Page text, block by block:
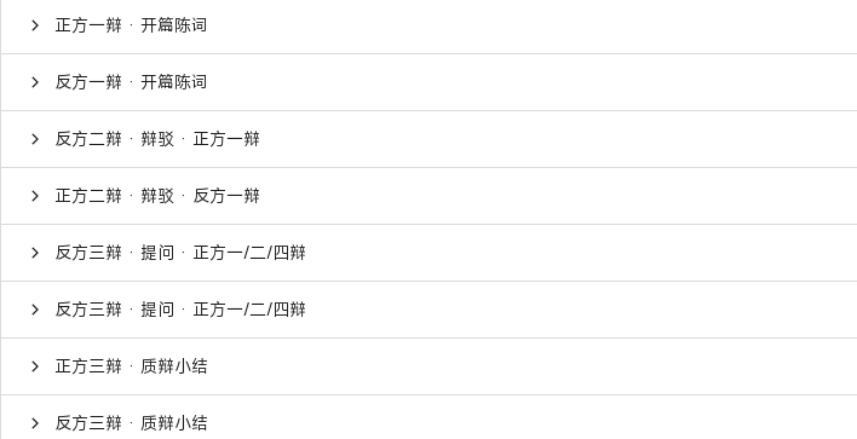
正方一辩 · 开篇陈词
反方一辩 · 开篇陈词
反方二辩 · 辩驳 · 正方一辩
正方二辩 · 辩驳 · 反方一辩
反方三辩 · 提问 · 正方一/二/四辩
反方三辩 · 提问 · 正方一/二/四辩
正方三辩 · 质辩小结
反方三辩 · 质辩小结